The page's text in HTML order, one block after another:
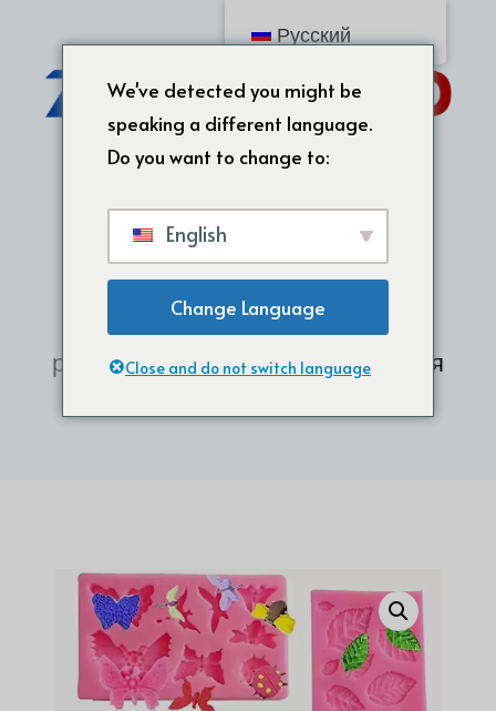
Главная/Форма из силиконовой
резины/ Силиконовые формы для
Русский
We've detected you might be
speaking a different language.
Do you want to change to:
English
Change Language
Close and do not switch language